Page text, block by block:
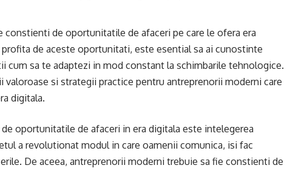
de oportunitatile de afaceri pe care le ofera era
de aceste oportunitati, este esential sa ai cunostinte
cum sa te adaptezi in mod constant la schimbarile tehnologice.
si strategii practice pentru antreprenorii moderni care
digitala.
oportunitatile de afaceri in era digitala este intelegerea
a revolutionat modul in care oamenii comunica, isi fac
De aceea, antreprenorii moderni trebuie sa fie constienti de